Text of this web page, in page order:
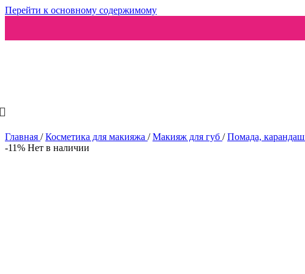
Перейти к основному содержимому
Главная / Косметика для макияжа / Макияж для губ / Помада, карандаш
-11% Нет в наличии